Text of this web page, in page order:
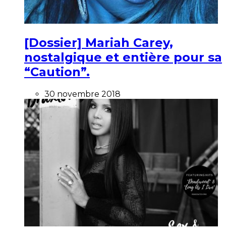
[Dossier] Mariah Carey,
nostalgique et entière pour sa
“Caution”.
30 novembre 2018